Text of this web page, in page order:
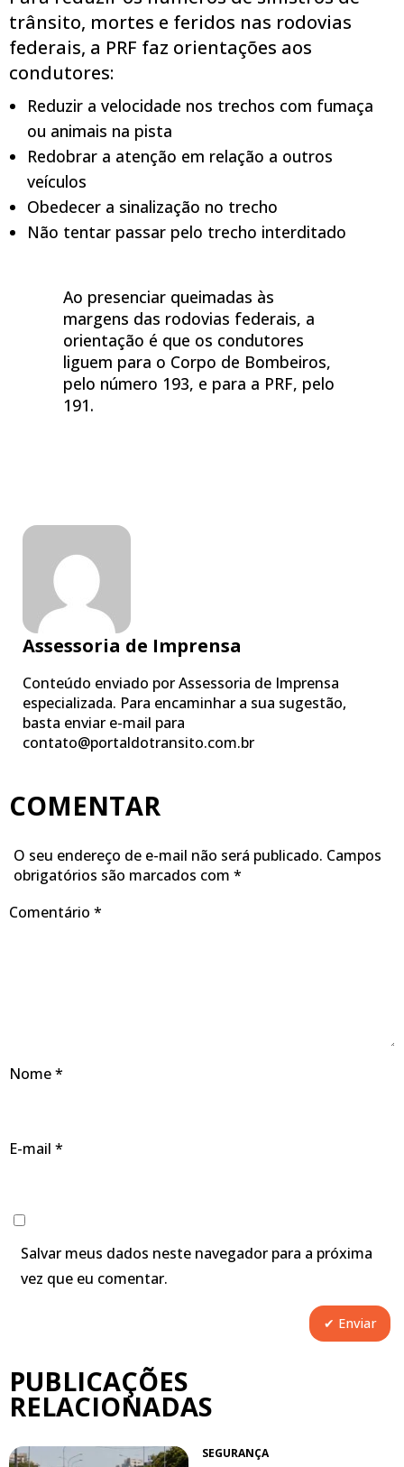
trânsito, mortes e feridos nas rodovias
federais, a PRF faz orientações aos
condutores:
Reduzir a velocidade nos trechos com fumaça
ou animais na pista
Redobrar a atenção em relação a outros
veículos
Obedecer a sinalização no trecho
Não tentar passar pelo trecho interditado
Ao presenciar queimadas às
margens das rodovias federais, a
orientação é que os condutores
liguem para o Corpo de Bombeiros,
pelo número 193, e para a PRF, pelo
191.
Assessoria de Imprensa
Conteúdo enviado por Assessoria de Imprensa
especializada. Para encaminhar a sua sugestão,
basta enviar e-mail para
contato@portaldotransito.com.br
COMENTAR
O seu endereço de e-mail não será publicado. Campos
obrigatórios são marcados com *
Comentário *
Nome*
E-mail *
Salvar meus dados neste navegador para a próxima
vez que eu comentar.
PUBLICAÇÕES
RELACIONADAS
SEGURANÇA